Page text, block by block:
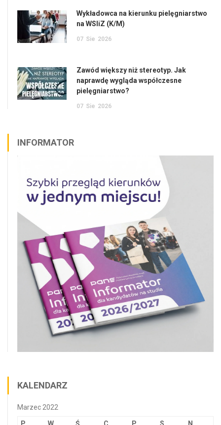
Wykładowca na kierunku pielęgniarstwo
na WSIiZ (K/M)
07 Sie 2026
Zawód większy niż stereotyp. Jak
naprawdę wygląda współczesne
pielęgniarstwo?
07 Sie 2026
INFORMATOR
KALENDARZ
Marzec 2022